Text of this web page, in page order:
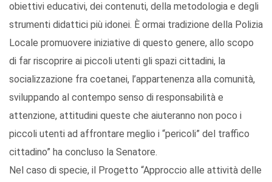
obiettivi educativi, dei contenuti, della metodologia e degli
strumenti didattici più idonei. È ormai tradizione della Polizia
Locale promuovere iniziative di questo genere, allo scopo
di far riscoprire ai piccoli utenti gli spazi cittadini, la
socializzazione fra coetanei, l’appartenenza alla comunità,
sviluppando al contempo senso di responsabilità e
attenzione, attitudini queste che aiuteranno non poco i
piccoli utenti ad affrontare meglio i “pericoli” del traffico
cittadino” ha concluso la Senatore.
Nel caso di specie, il Progetto “Approccio alle attività delle